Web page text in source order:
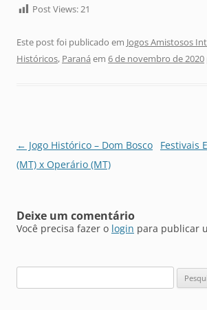
Post Views:21
Este post foi publicado em Jogos Amistosos
Históricos, Paraná em 6 de novembro de 2020
Navegação
de
← Jogo Histórico – Dom Bosco
(MT) x Operário (MT)
Festivais
Deixe um comentário
Você precisa fazer o login para publicar
por: